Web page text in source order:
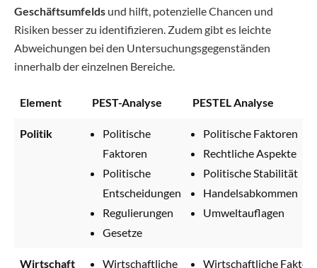
Geschäftsumfelds und hilft, potenzielle Chancen und
Risiken besser zu identifizieren. Zudem gibt es leichte
Abweichungen bei den Untersuchungsgegenständen
innerhalb der einzelnen Bereiche.
Element PEST-Analyse PESTEL Analyse
Politik
Politische
Faktoren
Politische
Entscheidungen
Regulierungen
Gesetze
Politische Faktoren
Rechtliche Aspekte
Politische Stabilität
Handelsabkommen
Umweltauflagen
Wirtschaft Wirtschaftliche Wirtschaftliche